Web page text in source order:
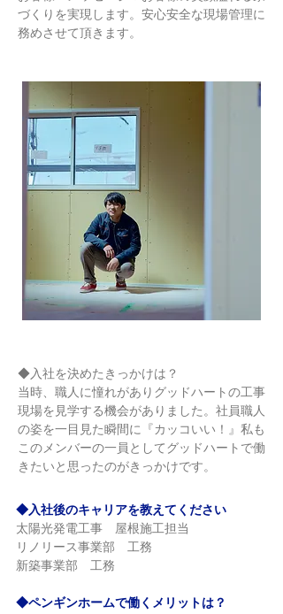
づくりを実現します。安心安全な現場管理に
務めさせて頂きます。
◆入社を決めたきっかけは？
当時、職人に憧れがありグッドハートの工事
現場を見学する機会がありました。社員職人
の姿を一目見た瞬間に『カッコいい！』私も
このメンバーの一員としてグッドハートで働
きたいと思ったのがきっかけです。
◆入社後のキャリアを教えてください
太陽光発電工事　屋根施工担当
リノリース事業部　工務
新築事業部　工務
◆ペンギンホームで働くメリットは？